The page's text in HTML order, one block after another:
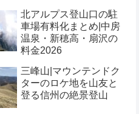
北アルプス登山口の駐
車場有料化まとめ|中房
温泉・新穂高・扇沢の
料金2026
三峰山|マウンテンドク
ターのロケ地を山友と
登る信州の絶景登山